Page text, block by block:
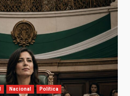
Nacional Política